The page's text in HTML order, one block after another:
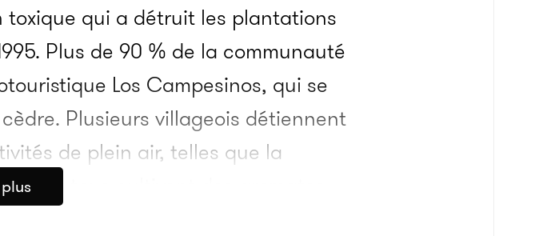
qui a détruit les plantations
Plus de 90 % de la communauté
Los Campesinos, qui se
Plusieurs villageois détiennent
de plein air, telles que la
Et tous cultivent des aromates,